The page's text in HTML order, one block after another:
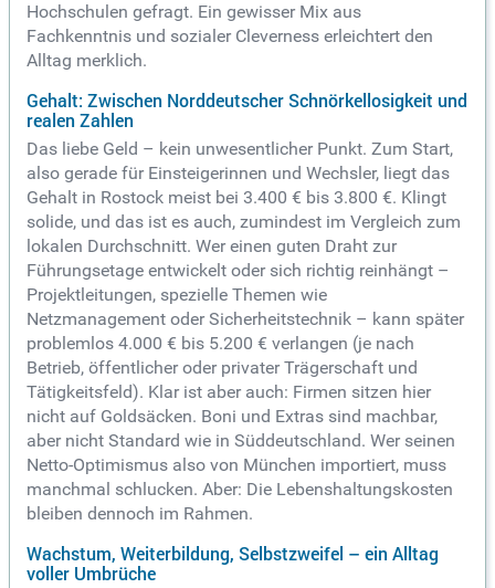
Hochschulen gefragt. Ein gewisser Mix aus
Fachkenntnis und sozialer Cleverness erleichtert den
Alltag merklich.
Gehalt: Zwischen Norddeutscher Schnörkellosigkeit und
realen Zahlen
Das liebe Geld – kein unwesentlicher Punkt. Zum Start,
also gerade für Einsteigerinnen und Wechsler, liegt das
Gehalt in Rostock meist bei 3.400 € bis 3.800 €. Klingt
solide, und das ist es auch, zumindest im Vergleich zum
lokalen Durchschnitt. Wer einen guten Draht zur
Führungsetage entwickelt oder sich richtig reinhängt –
Projektleitungen, spezielle Themen wie
Netzmanagement oder Sicherheitstechnik – kann später
problemlos 4.000 € bis 5.200 € verlangen (je nach
Betrieb, öffentlicher oder privater Trägerschaft und
Tätigkeitsfeld). Klar ist aber auch: Firmen sitzen hier
nicht auf Goldsäcken. Boni und Extras sind machbar,
aber nicht Standard wie in Süddeutschland. Wer seinen
Netto-Optimismus also von München importiert, muss
manchmal schlucken. Aber: Die Lebenshaltungskosten
bleiben dennoch im Rahmen.
Wachstum, Weiterbildung, Selbstzweifel – ein Alltag
voller Umbrüche